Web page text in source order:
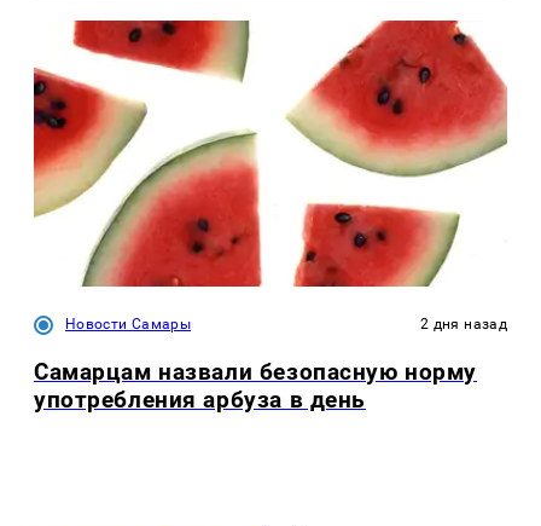
Новости Самары 2 дня назад
Самарцам назвали безопасную норму
употребления арбуза в день